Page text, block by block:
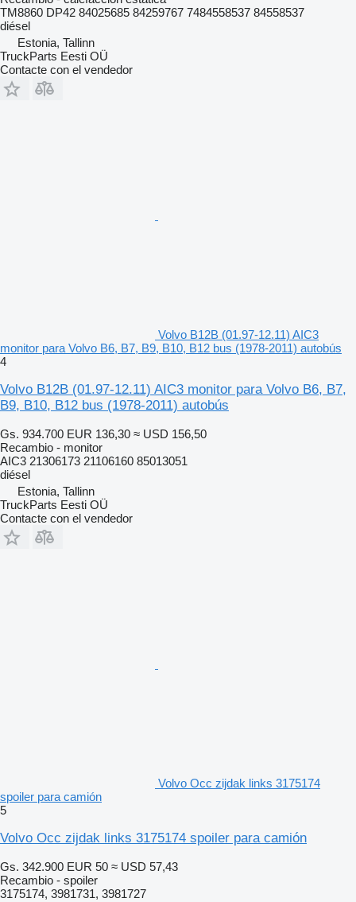
TM8860 DP42 84025685 84259767 7484558537 84558537
diésel
Estonia, Tallinn
TruckParts Eesti OÜ
Contacte con el vendedor
Volvo B12B (01.97-12.11) AIC3
monitor para Volvo B6, B7, B9, B10, B12 bus (1978-2011) autobús
4
Volvo B12B (01.97-12.11) AIC3 monitor para Volvo B6, B7,
B9, B10, B12 bus (1978-2011) autobús
Gs. 934.700 EUR 136,30 ≈ USD 156,50
Recambio - monitor
AIC3 21306173 21106160 85013051
diésel
Estonia, Tallinn
TruckParts Eesti OÜ
Contacte con el vendedor
Volvo Occ zijdak links 3175174
spoiler para camión
5
Volvo Occ zijdak links 3175174 spoiler para camión
Gs. 342.900 EUR 50 ≈ USD 57,43
Recambio - spoiler
3175174, 3981731, 3981727